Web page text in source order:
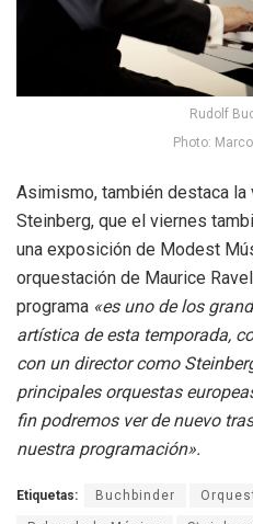
Rudolf
Photo:
Asimismo, también destaca
Steinberg, que el viernes
una exposición de Modest
orquestación de Maurice
programa «es uno de los
artística de esta temporada,
con un director como
principales orquestas
fin podremos ver de nuevo
nuestra programación».
Etiquetas: Buchbinder